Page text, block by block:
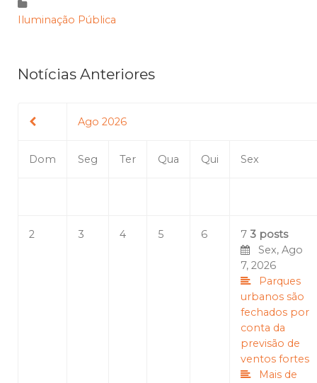
Iluminação Pública
Notícias Anteriores
Ago 2026
Dom Seg Ter Qua Qui Sex
2 3 4 5 6 7 3 posts
Sex, Ago
7, 2026
Parques
urbanos são
fechados por
conta da
previsão de
ventos fortes
Mais de